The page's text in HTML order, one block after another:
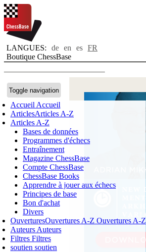
LANGUES: de en es FR
Boutique ChessBase
Toggle navigation
Accueil Accueil
ArticlesArticles A-Z
Articles A-Z
Bases de données
Programmes d'échecs
Entraînement
Magazine ChessBase
Compte ChessBase
ChessBase Books
Apprendre à jouer aux échecs
Principes de base
Bon d'achat
Divers
OuverturesOuvertures A-Z Ouvertures A-Z
Auteurs Auteurs
Filtres Filtres
soutien soutien